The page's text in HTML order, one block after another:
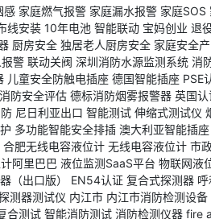
感 家庭燃气报警 家庭漏水报警 家庭SOS
线安装 10年电池 智能联动 宝妈创业 退
厨房安全 独居老人厨房安全 家庭安全
警 联动关阀 深圳消防水源监测系统 消
儿童安全防触电插座 德国智能插座 PSE
防安全评估 德标消防烟雾报警器 英国认
尼日利亚出口 智能测试 伸缩式测试仪
多功能智能安全排插 澳大利亚智能插座
合肥无线电容液位计 无线电容液位计 市
阿里巴巴 液位监测SaaS平台 物联网液
（出口版） EN54认证 复合式探测器
测器测试仪 内江市 内江市消防检测设备
合测试 智能消防测试 消防检测仪器 fire